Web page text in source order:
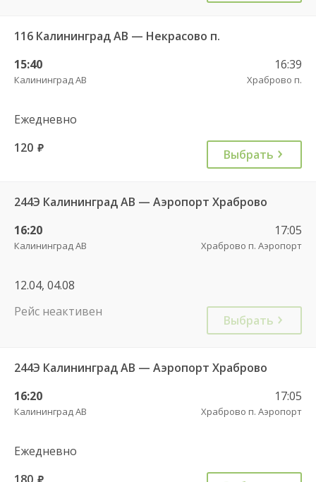
116 Калининград АВ — Некрасово п.
15:40
Калининград АВ
16:39
Храброво п.
Ежедневно
120 руб. Выбрать
244Э Калининград АВ — Аэропорт Храброво
16:20
Калининград АВ
17:05
Храброво п. Аэропорт
12.04, 04.08
Рейс неактивен
Выбрать
244Э Калининград АВ — Аэропорт Храброво
16:20
Калининград АВ
17:05
Храброво п. Аэропорт
Ежедневно
руб.